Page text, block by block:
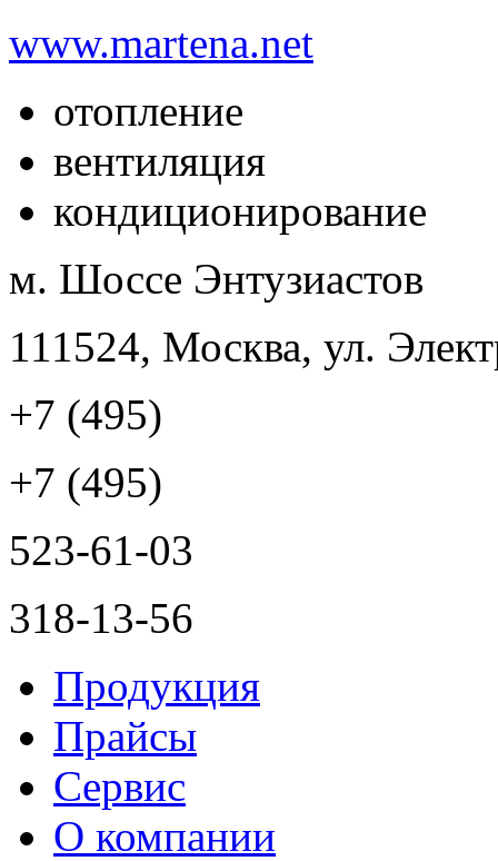
www.martena.net
отопление
вентиляция
кондиционирование
м. Шоссе Энтузиастов
111524, Москва, ул.
+7 (495)
+7 (495)
523-61-03
318-13-56
Продукция
Прайсы
Сервис
О компании